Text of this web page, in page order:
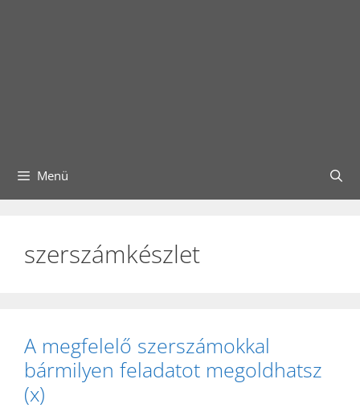
Menü
szerszámkészlet
A megfelelő szerszámokkal
bármilyen feladatot megoldhatsz
(x)